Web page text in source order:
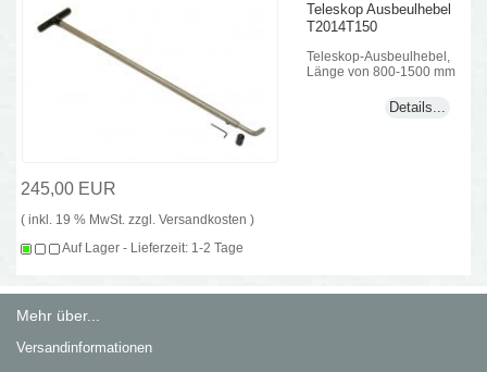
Teleskop Ausbeulhebel
T2014T150
Teleskop-Ausbeulhebel,
Länge von 800-1500 mm
Details...
245,00 EUR
( inkl. 19 % MwSt. zzgl.Versandkosten )
Auf Lager - Lieferzeit: 1-2 Tage
Mehr über...
Versandinformationen